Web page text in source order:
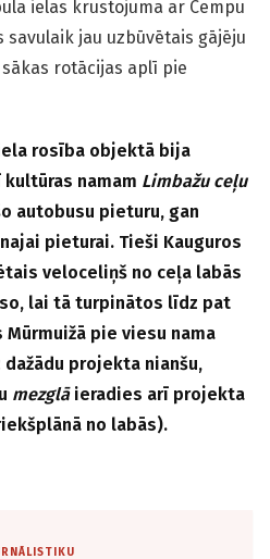
ielas krustojuma ar Cempu
savulaik jau uzbūvētais gājēju
rotācijas aplī pie
liela rosība objektā bija
namam Limbažu ceļu
autobusu pieturu, gan
pieturai. Tieši Kauguros
veloceliņš no ceļa labās
lai tā turpinātos līdz pat
pie viesu nama
dažādu projekta nianšu,
mezglāieradies arī projekta
no labās).